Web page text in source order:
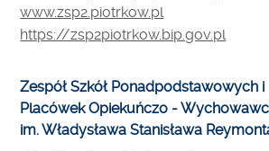
www.zsp2.piotrkow.pl
https://zsp2piotrkow.bip.gov.pl
Zespół Szkół Ponadpodstawowych i
Placówek Opiekuńczo -
im. Władysława Stanisława